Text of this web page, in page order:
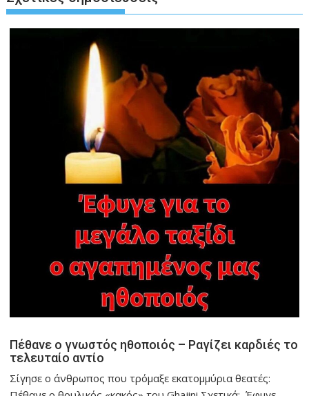
Πέθανε ο γνωστός ηθοποιός – Ραγίζει καρδιές το
τελευταίο αντίο
Σίγησε ο άνθρωπος που τρόμαξε εκατομμύρια θεατές: